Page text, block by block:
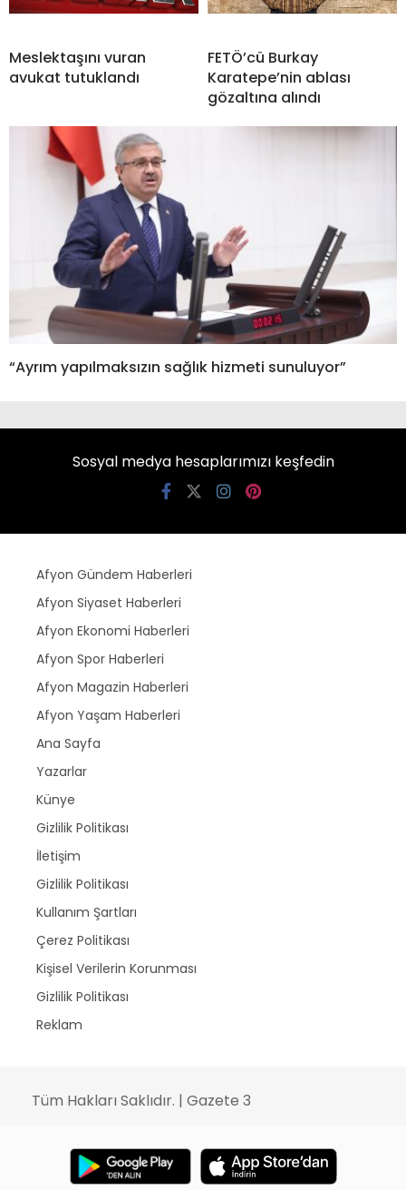
Meslektaşını vuran
avukat tutuklandı
FETÖ’cü Burkay
Karatepe’nin ablası
gözaltına alındı
“Ayrım yapılmaksızın sağlık hizmeti sunuluyor”
Sosyal medya hesaplarımızı keşfedin
Afyon Gündem Haberleri
Afyon Siyaset Haberleri
Afyon Ekonomi Haberleri
Afyon Spor Haberleri
Afyon Magazin Haberleri
Afyon Yaşam Haberleri
Ana Sayfa
Yazarlar
Künye
Gizlilik Politikası
İletişim
Gizlilik Politikası
Kullanım Şartları
Çerez Politikası
Kişisel Verilerin Korunması
Gizlilik Politikası
Reklam
Tüm Hakları Saklıdır. | Gazete 3